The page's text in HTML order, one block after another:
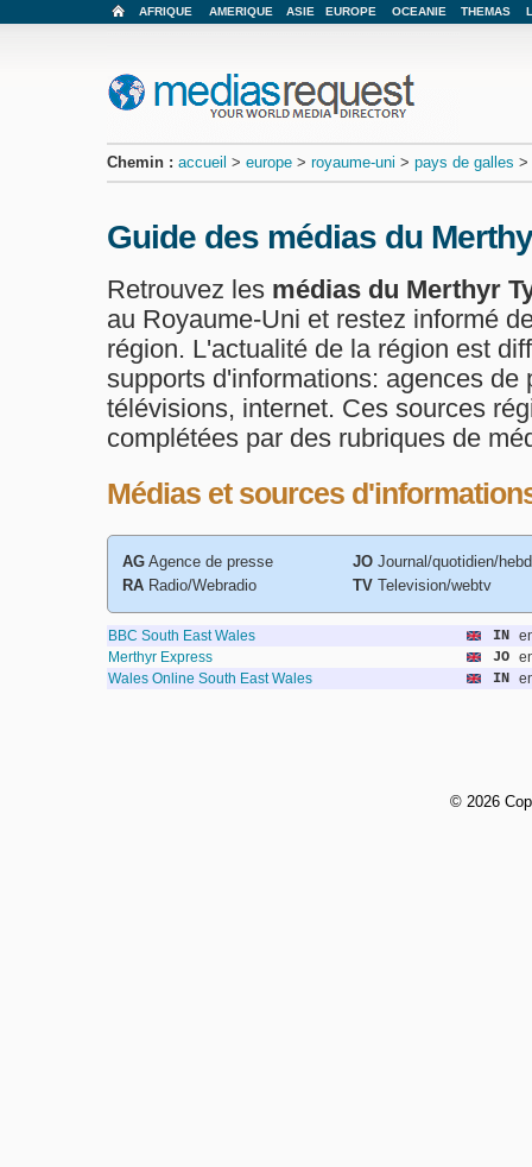
AFRIQUE AMERIQUE ASIE EUROPE OCEANIE THEMAS
Chemin : accueil > europe > royaume-uni > pays de galles >
Guide des médias du
Retrouvez les médias du Merthyr
au Royaume-Uni et restez informé
région. L'actualité de la région est
supports d'informations: agences de
télévisions, internet. Ces sources
complétées par des rubriques de
Médias et sources
AG Agence de presse
RA Radio/Webradio
JO Journal/quotidien/
TV Television/webtv
BBC South East Wales IN
Merthyr Express
JO
Wales Online South East Wales
IN
© 2026